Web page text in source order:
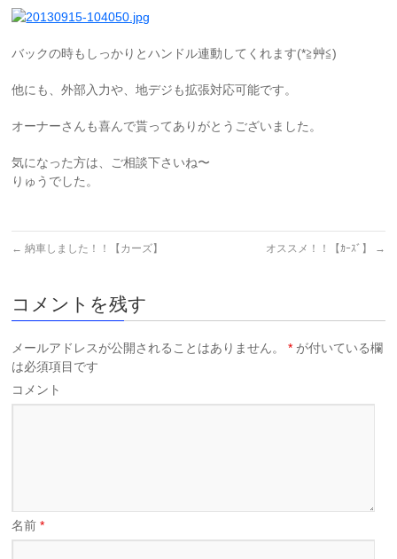
バックの時もしっかりとハンドル連動してくれます(*≧艸≦)
他にも、外部入力や、地デジも拡張対応可能です。
オーナーさんも喜んで貰ってありがとうございました。
気になった方は、ご相談下さいね〜
りゅうでした。
← 納車しました！！【カーズ】 オススメ！！【ｶｰｽﾞ】 →
コメントを残す
メールアドレスが公開されることはありません。 * が付いている欄
は必須項目です
コメント
名前*